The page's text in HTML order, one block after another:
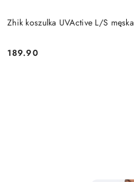
Zhik koszulka UVActive L/S męska
Cena:
189.90